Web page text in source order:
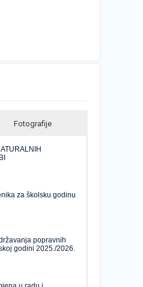
Fotografije
za školsku godinu
popravnih
godini 2025./2026.
u radu i